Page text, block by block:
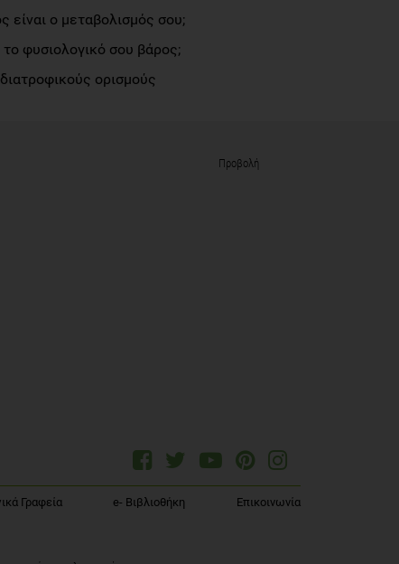
είναι ο μεταβολισμός σου;
το φυσιολογικό σου βάρος;
ορισμούς
Προβολή
Γραφεία e- Βιβλιοθήκη Επικοινωνία